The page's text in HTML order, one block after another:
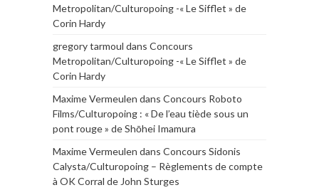
Metropolitan/Culturopoing -« Le Sifflet » de
Corin Hardy
gregory tarmoul dans Concours
Metropolitan/Culturopoing -« Le Sifflet » de
Corin Hardy
Maxime Vermeulen dans Concours Roboto
Films/Culturopoing : « De l’eau tiède sous un
pont rouge » de Shōhei Imamura
Maxime Vermeulen dans Concours Sidonis
Calysta/Culturopoing – Règlements de compte
à OK Corral de John Sturges